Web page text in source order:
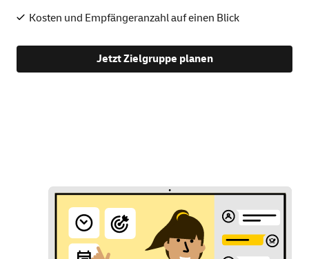
Kosten und Empfängeranzahl auf einen Blick
Jetzt Zielgruppe planen